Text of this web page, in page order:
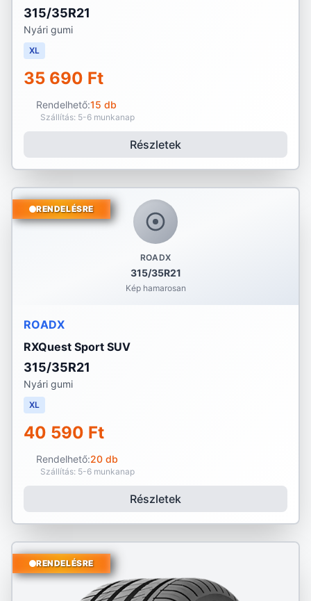
315/35R21
Nyári gumi
XL
35 690 Ft
Rendelhető:15 db
Szállítás: 5-6 munkanap
Részletek
ROADX
315/35R21
Kép hamarosan
RENDELÉSRE
ROADX
RXQuest Sport SUV
315/35R21
Nyári gumi
XL
40 590 Ft
Rendelhető:20 db
Szállítás: 5-6 munkanap
Részletek
RENDELÉSRE